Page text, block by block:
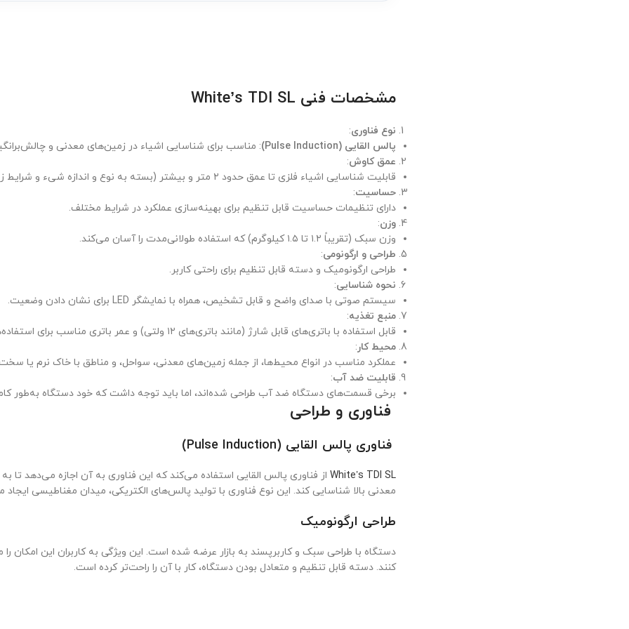
مشخصات فنی White’s TDI SL
نوع فناوری:
پالس القایی (Pulse Induction)
: مناسب برای شناسایی اشیاء در زمین‌های معدنی و
عمق کاوش:
قابلیت شناسایی اشیاء فلزی تا عمق حدود ۲ متر و بیشتر (بسته به نوع و اندازه شیء و شرایط زمین).
حساسیت:
دارای تنظیمات حساسیت قابل تنظیم برای بهینه‌سازی عملکرد در شرایط مختلف.
وزن:
وزن سبک (تقریباً ۱.۲ تا ۱.۵ کیلوگرم) که استفاده طولانی‌مدت را آسان می‌کند.
طراحی و ارگونومی:
طراحی ارگونومیک و دسته قابل تنظیم برای راحتی کاربر.
نحوه شناسایی:
سیستم صوتی با صدای واضح و قابل تشخیص، همراه با نمایشگر LED برای نشان دادن وضعیت.
منبع تغذیه:
قابل استفاده با باتری‌های قابل شارژ (مانند باتری‌های ۱۲ ولتی) و عمر باتری مناسب برای استفاده‌های طولانی.
محیط کار:
عملکرد مناسب در انواع محیط‌ها، از جمله زمین‌های معدنی، سواحل، و مناطق با خاک نرم یا
قابلیت ضد آب:
برخی قسمت‌های دستگاه ضد آب طراحی شده‌اند، اما باید توجه داشت که خود دستگاه به‌طور
فناوری و طراحی
فناوری پالس القایی (Pulse Induction)
White’s TDI SL از فناوری پالس القایی استفاده می‌کند که این فناوری به آن اجازه می‌دهد تا
معدنی بالا شناسایی کند. این نوع فناوری با تولید پالس‌های الکتریکی، میدان مغناطیسی
طراحی ارگونومیک
دستگاه با طراحی سبک و کاربرپسند به بازار عرضه شده است. این ویژگی به کاربران این
کنند. دسته قابل تنظیم و متعادل بودن دستگاه، کار با آن را راحت‌تر کرده است.